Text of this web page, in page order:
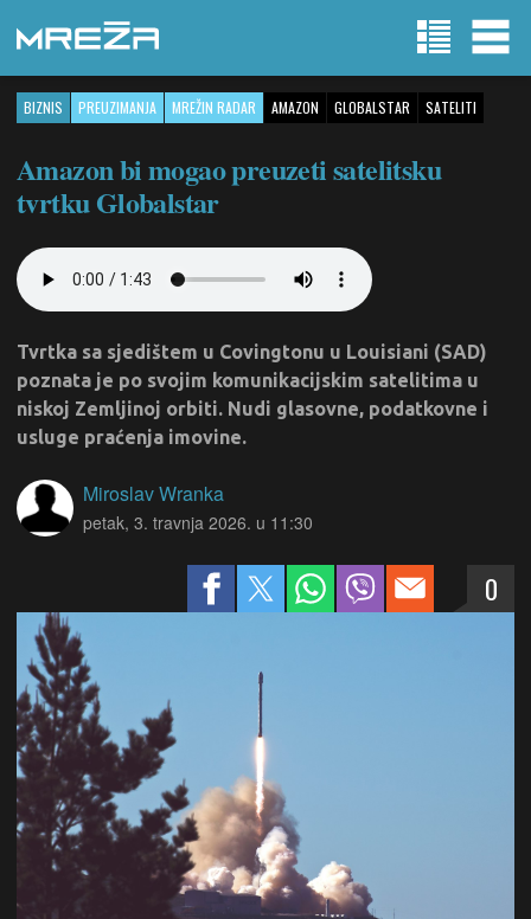
BIZNIS PREUZIMANJA MREŽIN RADAR AMAZON GLOBALSTAR SATELITI
Amazon bi mogao preuzeti satelitsku
tvrtku Globalstar
Tvrtka sa sjedištem u Covingtonu u Louisiani (SAD)
poznata je po svojim komunikacijskim satelitima u
niskoj Zemljinoj orbiti. Nudi glasovne, podatkovne i
usluge praćenja imovine.
Miroslav Wranka
petak, 3. travnja 2026. u 11:30
0